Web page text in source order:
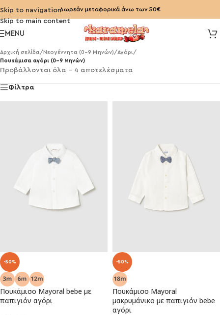
Skip to navigation
Skip to main content
Δωρεάν μεταφορικά άνω των 50€
MENU
Αρχική σελίδα/Νεογέννητα (0-9 Μηνών)/Αγόρι/
Πουκάμισα αγόρι (0-9 Μηνών)
Προβάλλονται όλα - 4 αποτελέσματα
Φίλτρα
-50%
Πουκάμισο Mayoral bebe με
παπιγιόν αγόρι
-50%
Πουκάμισο Mayoral
μακρυμάνικο με παπιγιόν bebe
αγόρι